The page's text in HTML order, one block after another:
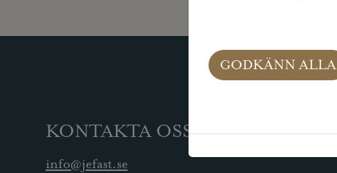
KONTAKTA OSS
info@jefast.se
GODKÄNN ALLA